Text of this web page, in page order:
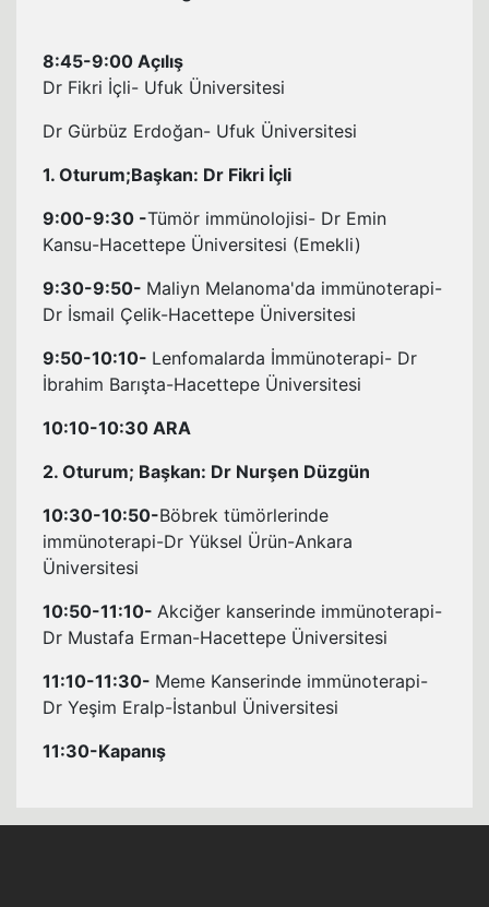
8:45-9:00 Açılış
Dr Fikri İçli- Ufuk Üniversitesi
Dr Gürbüz Erdoğan- Ufuk Üniversitesi
1. Oturum;Başkan: Dr Fikri İçli
9:00-9:30 -Tümör immünolojisi- Dr Emin
Kansu-Hacettepe Üniversitesi (Emekli)
9:30-9:50- Maliyn Melanoma'da immünoterapi-
Dr İsmail Çelik-Hacettepe Üniversitesi
9:50-10:10- Lenfomalarda İmmünoterapi- Dr
İbrahim Barışta-Hacettepe Üniversitesi
10:10-10:30 ARA
2. Oturum; Başkan: Dr Nurşen Düzgün
10:30-10:50-Böbrek tümörlerinde
immünoterapi-Dr Yüksel Ürün-Ankara
Üniversitesi
10:50-11:10- Akciğer kanserinde immünoterapi-
Dr Mustafa Erman-Hacettepe Üniversitesi
11:10-11:30- Meme Kanserinde immünoterapi-
Dr Yeşim Eralp-İstanbul Üniversitesi
11:30-Kapanış